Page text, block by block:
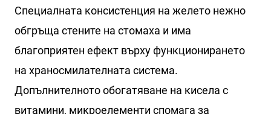
Специалната консистенция на желето нежно
обгръща стените на стомаха и има
благоприятен ефект върху функционирането
на храносмилателната система.
Допълнителното обогатяване на кисела с
витамини, микроелементи спомага за